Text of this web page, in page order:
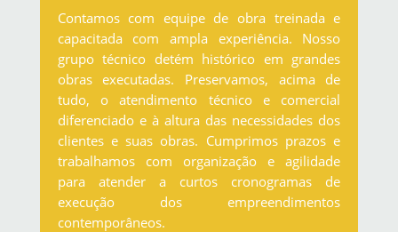
Contamos com equipe de obra treinada e
capacitada com ampla experiência. Nosso
grupo técnico detém histórico em grandes
obras executadas. Preservamos, acima de
tudo, o atendimento técnico e comercial
diferenciado e à altura das necessidades dos
clientes e suas obras. Cumprimos prazos e
trabalhamos com organização e agilidade
para atender a curtos cronogramas de
execução dos empreendimentos
contemporâneos.